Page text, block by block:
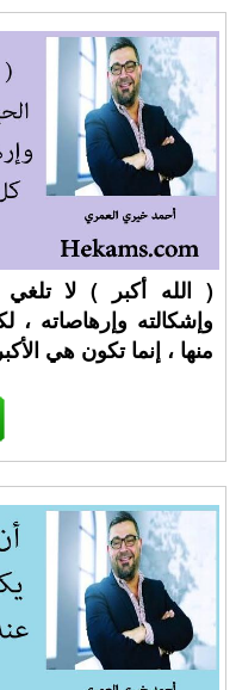
( الله أكبر ) لا
وإشكالته وإرهاصاته ،
منها ، إنما تكون هي